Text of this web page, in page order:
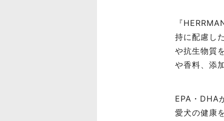
『
持に配慮し
や抗生物質
や香料、添
EPA・DHA
愛犬の健康